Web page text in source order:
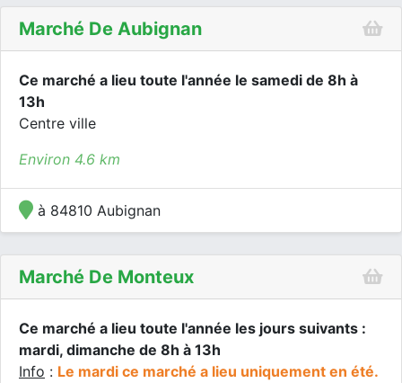
Marché De Aubignan
Ce marché a lieu toute l'année le samedi de 8h à
13h
Centre ville
Environ 4.6 km
à 84810 Aubignan
Marché De Monteux
Ce marché a lieu toute l'année les jours suivants :
mardi, dimanche de 8h à 13h
Info : Le mardi ce marché a lieu uniquement en été.